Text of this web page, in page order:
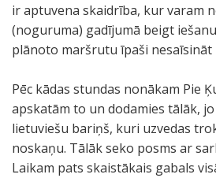
ir aptuvena skaidrība, kur varam
(noguruma) gadījumā beigt
plānoto maršrutu īpaši nesaīsināt
Pēc kādas stundas nonākam Pie
apskatām to un dodamies tālāk,
lietuviešu bariņš, kuri uzvedas
noskaņu. Tālāk seko posms ar
Laikam pats skaistākais gabals